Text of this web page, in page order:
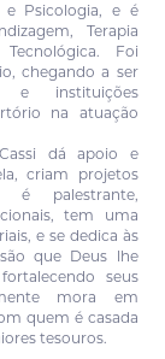
e Psicologia, e é
Terapia
Foi
chegando a ser
e instituições
na atuação
dá apoio e
criam projetos
é palestrante,
tem uma
e se dedica às
que Deus lhe
seus
mora em
quem é casada
tesouros.